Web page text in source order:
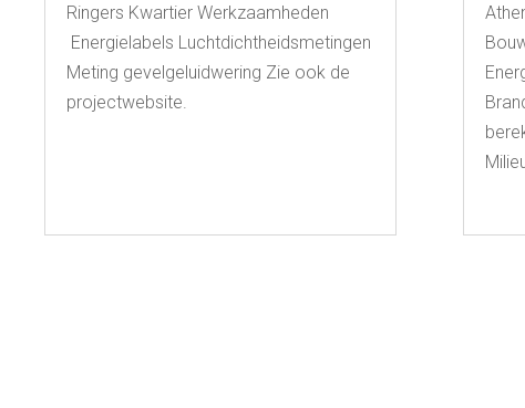
Ringers Kwartier Werkzaamheden
Energielabels Luchtdichtheidsmetingen
Meting gevelgeluidwering Zie ook de
projectwebsite.